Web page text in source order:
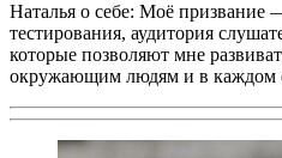
Наталья о себе: Моё призвание
тестирования, аудитория
которые позволяют мне
окружающим людям и в каждом